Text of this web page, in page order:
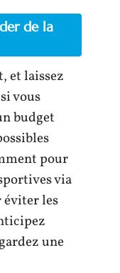
de la
et laissez
vous
budget
pour
via
éviter les
une